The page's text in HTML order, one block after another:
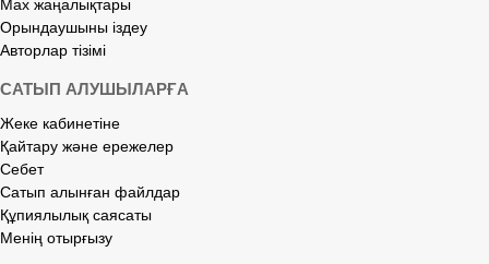
Max жаңалықтары
Орындаушыны іздеу
Авторлар тізімі
САТЫП АЛУШЫЛАРҒА
Жеке кабинетіне
Қайтару және ережелер
Себет
Сатып алынған файлдар
Құпиялылық саясаты
Менің отырғызу